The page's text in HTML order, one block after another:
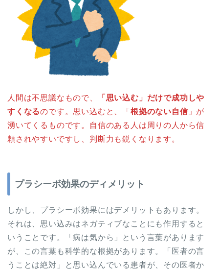
人間は不思議なもので、
「思い込む」だけで成功しや
すくなるのです。思い込むと、「根拠のない自信」が
湧いてくるものです。自信のある人は周りの人から信
頼されやすいですし、判断力も鋭くなります。
プラシーボ効果のディメリット
しかし、プラシーボ効果にはデメリットもあります。
それは、思い込みはネガティブなことにも作用すると
いうことです。「病は気から」という言葉があります
が、この言葉も科学的な根拠があります。「医者の言
うことは絶対」と思い込んでいる患者が、その医者か